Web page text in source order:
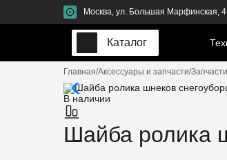
Москва, ул. Большая Марфинская, 4
Каталог
Главная Аксессуары и запчасти Запчасти
В наличии
Шайба ролика